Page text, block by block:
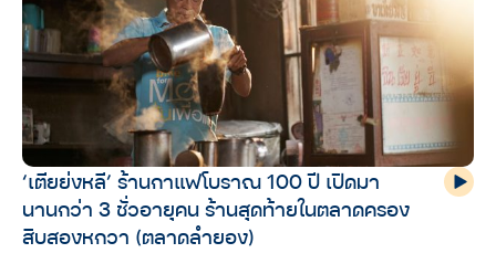
‘เตียย่งหลี’ ร้านกาแฟโบราณ 100 ปี เปิดมา
นานกว่า 3 ชั่วอายุคน ร้านสุดท้ายในตลาดครอง
สิบสองหกวา (ตลาดลำยอง)